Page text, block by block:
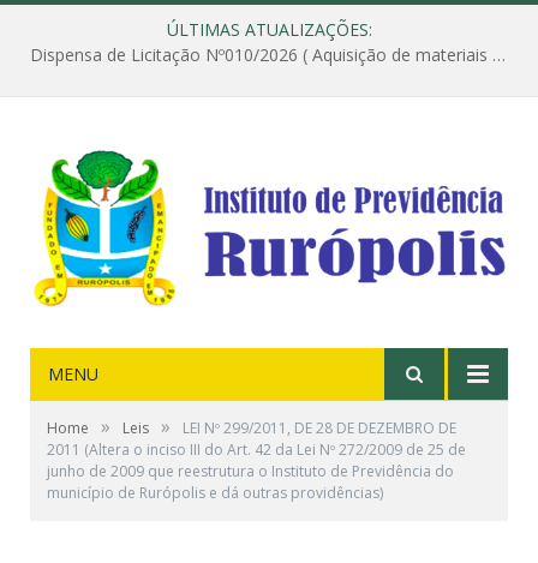
ÚLTIMAS ATUALIZAÇÕES:
Dispensa de Licitação Nº010/2026 ( Aquisição de materiais de construção destinados à execução dos serviços de instalação de janela, com a correspondente recomposição da parede, e construção de calçada nas dependências do Instituto de Previdência do Município de Rurópolis )
MENU
Home » Leis »
LEI Nº 299/2011, DE 28 DE DEZEMBRO DE
2011 (Altera o inciso III do Art. 42 da Lei Nº 272/2009 de 25 de
junho de 2009 que reestrutura o Instituto de Previdência do
município de Rurópolis e dá outras providências)